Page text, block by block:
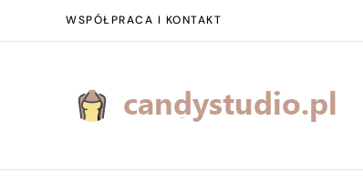
WSPÓŁPRACA I KONTAKT